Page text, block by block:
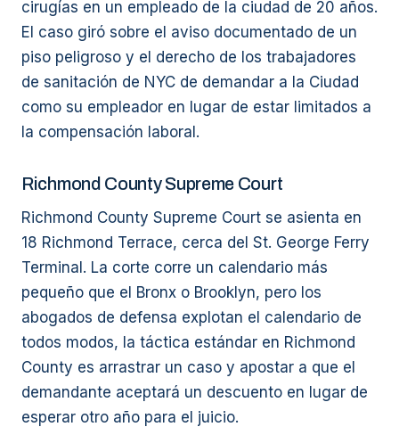
cirugías en un empleado de la ciudad de 20 años.
El caso giró sobre el aviso documentado de un
piso peligroso y el derecho de los trabajadores
de sanitación de NYC de demandar a la Ciudad
como su empleador en lugar de estar limitados a
la compensación laboral.
Richmond County Supreme Court
Richmond County Supreme Court se asienta en
18 Richmond Terrace, cerca del St. George Ferry
Terminal. La corte corre un calendario más
pequeño que el Bronx o Brooklyn, pero los
abogados de defensa explotan el calendario de
todos modos, la táctica estándar en Richmond
County es arrastrar un caso y apostar a que el
demandante aceptará un descuento en lugar de
esperar otro año para el juicio.